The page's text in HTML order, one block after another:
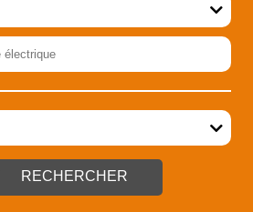
RECHERCHER